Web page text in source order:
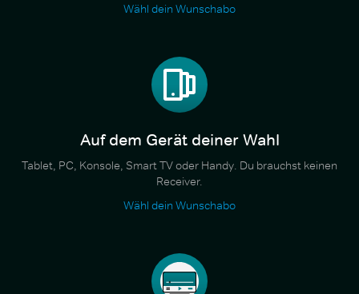
Wähl dein Wunschabo
Auf dem Gerät deiner Wahl
Tablet, PC, Konsole, Smart TV oder Handy. Du brauchst keinen
Receiver.
Wähl dein Wunschabo